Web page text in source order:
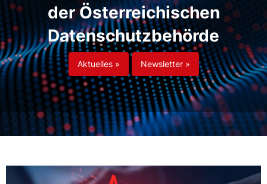
der Österreichischen
Datenschutzbehörde
Aktuelles » Newsletter »